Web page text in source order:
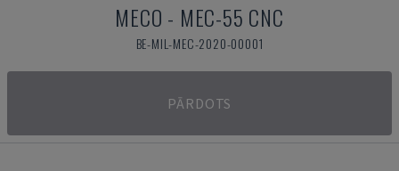
MECO - MEC-55 CNC
BE-MIL-MEC-2020-00001
PĀRDOTS